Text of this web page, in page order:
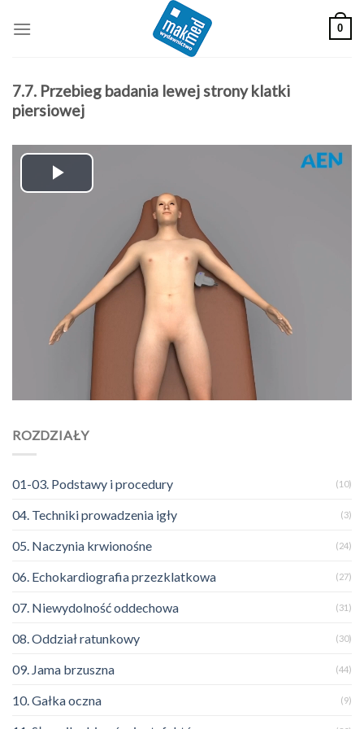
0
7.7. Przebieg badania lewej strony klatki
piersiowej
Play
ROZDZIAŁY
01-03. Podstawy i procedury (10)
04. Techniki prowadzenia igły (3)
05. Naczynia krwionośne (24)
06. Echokardiografia przezklatkowa (27)
07. Niewydolność oddechowa (31)
08. Oddział ratunkowy (30)
09. Jama brzuszna (44)
10. Gałka oczna (9)